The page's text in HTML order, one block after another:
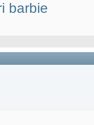
barbie